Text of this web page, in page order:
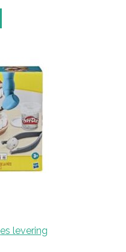
levering